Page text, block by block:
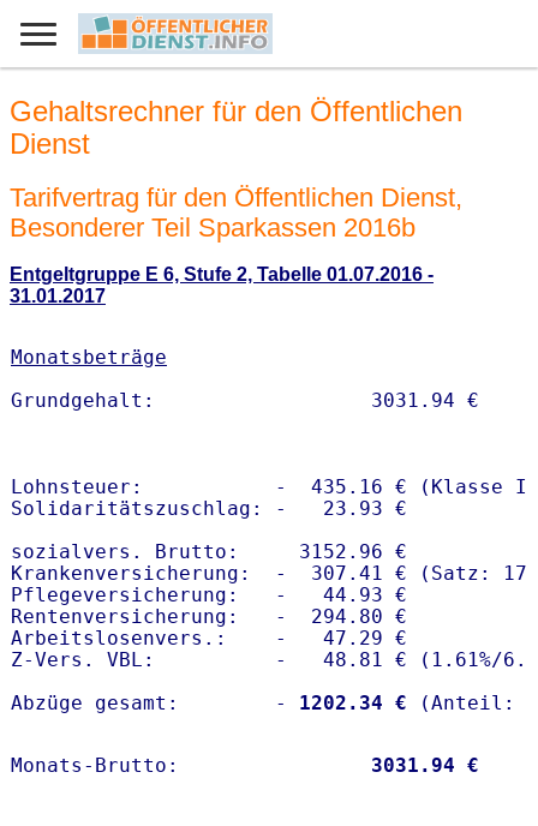
Gehaltsrechner für den Öffentlichen
Dienst
Tarifvertrag für den Öffentlichen Dienst,
Besonderer Teil Sparkassen 2016b
Entgeltgruppe E 6, Stufe 2, Tabelle 01.07.2016 -
31.01.2017
Monatsbeträge
Lohnsteuer:           -  435.16 € (Klasse I)
Solidaritätszuschlag: -   23.93 €
sozialvers. Brutto:     3152.96 €
Krankenversicherung:  -  307.41 € (Satz:
Pflegeversicherung:   -   44.93 €
Rentenversicherung:   -  294.80 €
Arbeitslosenvers.:    -   47.29 €
Z-Vers. VBL:          -   48.81 € ( 1.61%/
Abzüge gesamt:        -
1202.34 €
Monats-Brutto: 3031.94 €